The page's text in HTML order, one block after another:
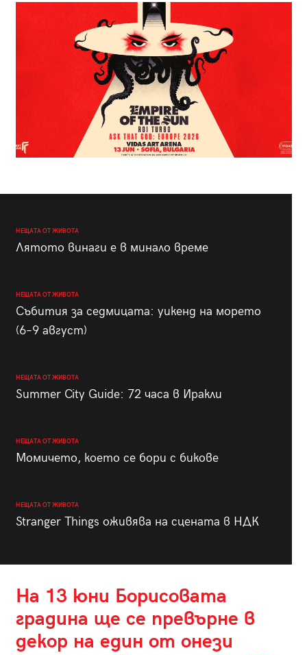
НЕЩАТА ОТ ЖИВОТА
Лятото винаги е в минало време
НЕЩАТА ОТ ЖИВОТА
Събития за седмицата: уикенд на морето
(6–9 август)
НЕЩАТА ОТ ЖИВОТА
Summer City Guide: 72 часа в Иракли
НЕЩАТА ОТ ЖИВОТА
Момичето, което се бори с бикове
НЕЩАТА ОТ ЖИВОТА
Stranger Things оживява на сцената в НДК
На 13 юни Борисовата
градина ще се превърне в
декор на един от онези